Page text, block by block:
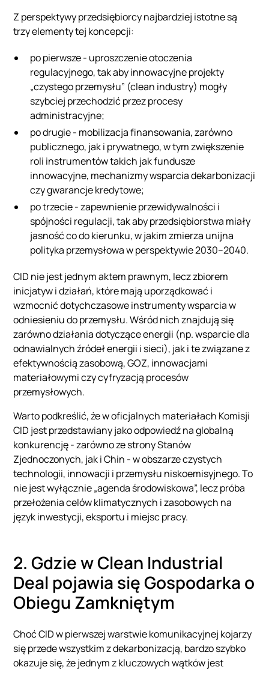
Z perspektywy przedsiębiorcy najbardziej istotne są
trzy elementy tej koncepcji:
po pierwsze - uproszczenie otoczenia
regulacyjnego, tak aby innowacyjne projekty
„czystego przemysłu” (clean industry) mogły
szybciej przechodzić przez procesy
administracyjne;
po drugie - mobilizacja finansowania, zarówno
publicznego, jak i prywatnego, w tym zwiększenie
roli instrumentów takich jak fundusze
innowacyjne, mechanizmy wsparcia dekarbonizacji
czy gwarancje kredytowe;
po trzecie - zapewnienie przewidywalności i
spójności regulacji, tak aby przedsiębiorstwa miały
jasność co do kierunku, w jakim zmierza unijna
polityka przemysłowa w perspektywie 2030–2040.
CID nie jest jednym aktem prawnym, lecz zbiorem
inicjatyw i działań, które mają uporządkować i
wzmocnić dotychczasowe instrumenty wsparcia w
odniesieniu do przemysłu. Wśród nich znajdują się
zarówno działania dotyczące energii (np. wsparcie dla
odnawialnych źródeł energii i sieci), jak i te związane z
efektywnością zasobową, GOZ, innowacjami
materiałowymi czy cyfryzacją procesów
przemysłowych.
Warto podkreślić, że w oficjalnych materiałach Komisji
CID jest przedstawiany jako odpowiedź na globalną
konkurencję - zarówno ze strony Stanów
Zjednoczonych, jak i Chin - w obszarze czystych
technologii, innowacji i przemysłu niskoemisyjnego. To
nie jest wyłącznie „agenda środowiskowa”, lecz próba
przełożenia celów klimatycznych i zasobowych na
język inwestycji, eksportu i miejsc pracy.
2. Gdzie w Clean Industrial
Deal pojawia się Gospodarka o
Obiegu Zamkniętym
Choć CID w pierwszej warstwie komunikacyjnej kojarzy
się przede wszystkim z dekarbonizacją, bardzo szybko
okazuje się, że jednym z kluczowych wątków jest